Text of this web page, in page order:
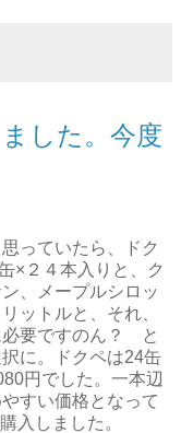
した。今度
っていたら、ドク
×２４本入りと、ク
、メープルシロッ
ットルと、それ、
必要ですのん？ と
に。ドクペは24缶
円でした。一本辺
すい価格となって
入しました。